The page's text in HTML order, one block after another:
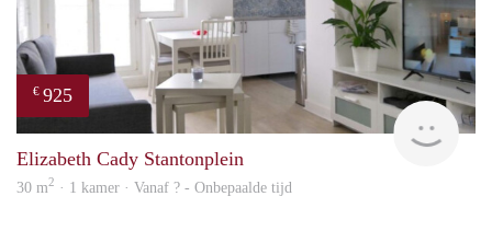
€ 925
Elizabeth Cady Stantonplein
30 m2 · 1 kamer · Vanaf ? - Onbepaalde tijd